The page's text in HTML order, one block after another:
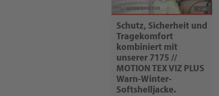
Schutz, Sicherheit und
Tragekomfort
kombiniert mit
unserer 7175 //
MOTION TEX VIZ PLUS
Warn-Winter-
Softshelljacke.